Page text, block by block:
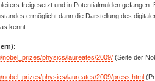
freigesetzt und in Potentialmulden gefangen.
ermöglicht dann die Darstellung des
kennt.
nobel_prizes/physics/laureates/2009/(Seite der
nobel_prizes/physics/laureates/2009/press.html